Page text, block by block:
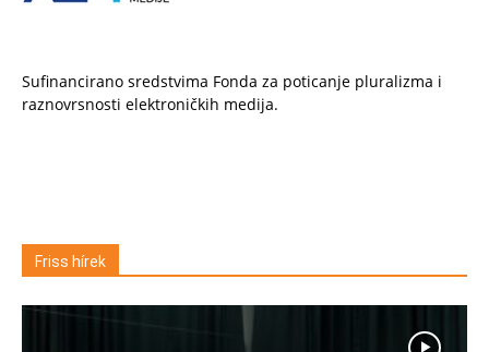
Sufinancirano sredstvima Fonda za poticanje pluralizma i
raznovrsnosti elektroničkih medija.
Friss hírek